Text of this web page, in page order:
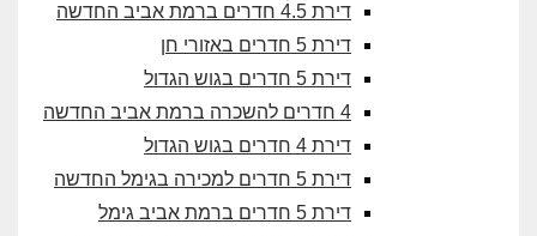
דירת 4.5 חדרים ברמת אביב החדשה
דירת 5 חדרים באזורי חן
דירת 5 חדרים בגוש הגדול
4 חדרים להשכרה ברמת אביב החדשה
דירת 4 חדרים בגוש הגדול
דירת 5 חדרים למכירה בגימל החדשה
דירת 5 חדרים ברמת אביב גימל